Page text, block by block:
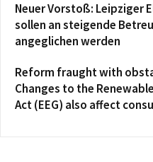
Neuer Vorstoß: Leipziger
sollen an steigende
angeglichen werden
Reform fraught with
Changes to the
Act (EEG) also affect